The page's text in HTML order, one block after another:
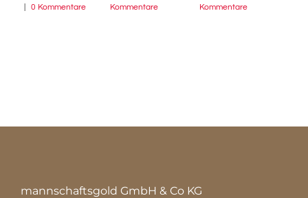
0 Kommentare
Kommentare
Kommentare
mannschaftsgold GmbH & Co KG